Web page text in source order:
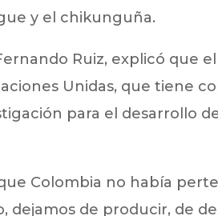
y el chikunguña.
Ruiz, explicó que
Unidas, que tiene
para el desarrollo
Colombia no había
dejamos de producir, de